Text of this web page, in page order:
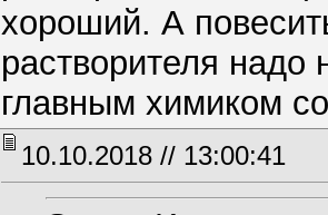
хороший. А
растворителя надо
главным химиком
10.10.2018 // 13:00:41